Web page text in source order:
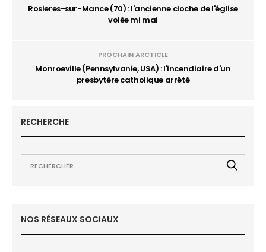
Rosieres-sur-Mance (70) : l'ancienne cloche de l'église
volée mi mai
PROCHAIN ARCTICLE
Monroeville (Pennsylvanie, USA) : l'incendiaire d'un
presbytère catholique arrêté
RECHERCHE
NOS RÉSEAUX SOCIAUX